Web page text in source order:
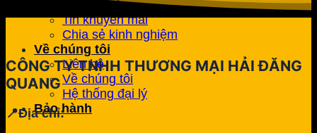
Case study
Tin khuyến mãi
Chia sẻ kinh nghiệm
Về chúng tôi
Liên hệ
Về chúng tôi
Hệ thống đại lý
Bảo hành
CÔNG TY TNHH THƯƠNG MẠI HẢI ĐĂNG
QUANG
📍Địa chỉ: